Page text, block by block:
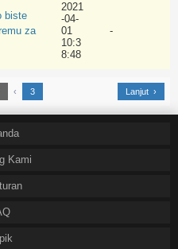
biste
za
2021
-04-
01
10:3
8:48
-
Lanjut ›
‹ 3
Kami